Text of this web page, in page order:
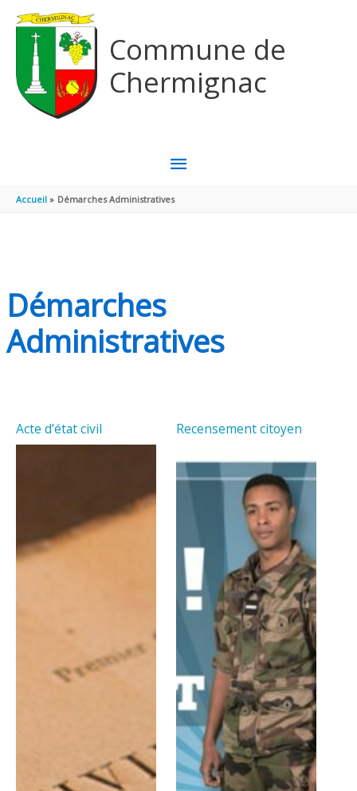
Commune de
Chermignac
MENU
PRINCIPAL
Accueil Démarches Administratives
Démarches
Administratives
Acte d’état civil Recensement citoyen